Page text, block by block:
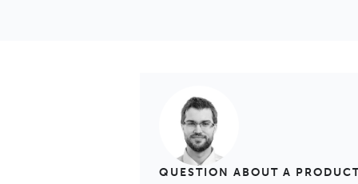
QUESTION ABOUT A